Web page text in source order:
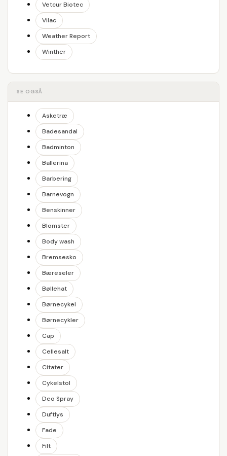
Vetcur Biotec
Vilac
Weather Report
Winther
SE OGSÅ
Asketræ
Badesandal
Badminton
Ballerina
Barbering
Barnevogn
Benskinner
Blomster
Body wash
Bremsesko
Bæreseler
Bøllehat
Børnecykel
Børnecykler
Cap
Cellesalt
Citater
Cykelstol
Deo Spray
Duftlys
Fade
Filt